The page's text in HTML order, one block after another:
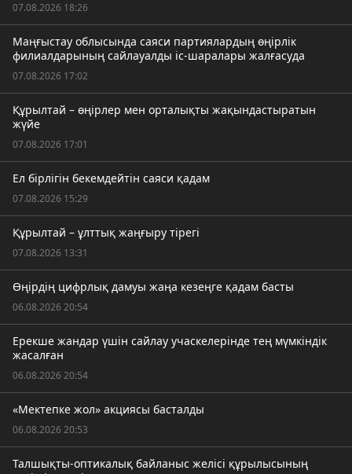
07.08.2026 18:26
Маңғыстау облысында саяси партиялардың өңірлік
филиалдарының сайлауалды іс-шаралары жалғасуда
07.08.2026 17:02
Құрылтай – өңірлер мен орталықты жақындастыратын
жүйе
07.08.2026 17:01
Ел бірлігін бекемдейтін саяси қадам
07.08.2026 15:29
Құрылтай – ұлттық жаңғыру тірегі
07.08.2026 13:31
Өңірдің цифрлық дамуы жаңа кезеңге қадам басты
06.08.2026 20:54
Ерекше жандар үшін сайлау учаскелерінде тең мүмкіндік
жасалған
06.08.2026 20:54
«Мектепке жол» акциясы басталды
06.08.2026 20:53
Талшықты-оптикалық байланыс желісі құрылысының